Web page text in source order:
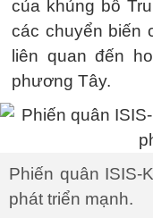
của khủng bố
các chuyển biến
liên quan đến
phương Tây.
Phiến quân ISIS-
phát triển mạnh.